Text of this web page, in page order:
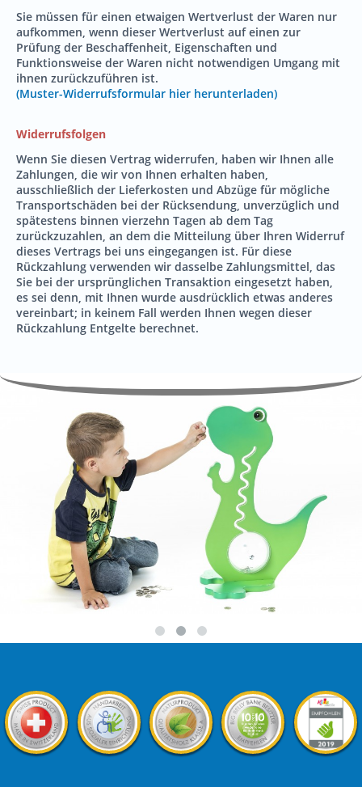
Sie müssen für einen etwaigen Wertverlust der Waren nur
aufkommen, wenn dieser Wertverlust auf einen zur
Prüfung der Beschaffenheit, Eigenschaften und
Funktionsweise der Waren nicht notwendigen Umgang mit
ihnen zurückzuführen ist.
(Muster-Widerrufsformular hier herunterladen)
Widerrufsfolgen
Wenn Sie diesen Vertrag widerrufen, haben wir Ihnen alle
Zahlungen, die wir von Ihnen erhalten haben,
ausschließlich der Lieferkosten und Abzüge für mögliche
Transportschäden bei der Rücksendung, unverzüglich und
spätestens binnen vierzehn Tagen ab dem Tag
zurückzuzahlen, an dem die Mitteilung über Ihren Widerruf
dieses Vertrags bei uns eingegangen ist. Für diese
Rückzahlung verwenden wir dasselbe Zahlungsmittel, das
Sie bei der ursprünglichen Transaktion eingesetzt haben,
es sei denn, mit Ihnen wurde ausdrücklich etwas anderes
vereinbart; in keinem Fall werden Ihnen wegen dieser
Rückzahlung Entgelte berechnet.